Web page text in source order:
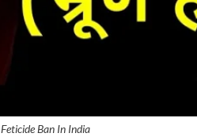
Ban In India